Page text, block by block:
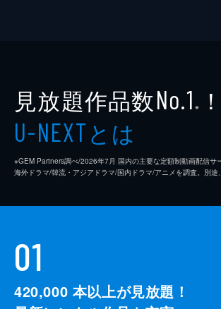
見放題作品数No.1 ※ ！
U-NEXTとは
※GEM Partners調べ/2026年7⽉ 国内の主要な定額制動画配信サ
海外ドラマ/韓流・アジアドラマ/国内ドラマ/アニメを調査。別途
01
420,000 本以上が見放題！